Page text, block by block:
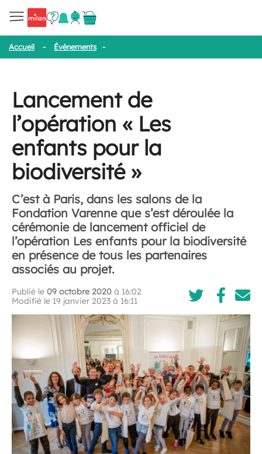
Accueil - Évènements -
Lancement de
l’opération « Les
enfants pour la
biodiversité »
C’est à Paris, dans les salons de la
Fondation Varenne que s’est déroulée la
cérémonie de lancement officiel de
l’opération Les enfants pour la biodiversité
en présence de tous les partenaires
associés au projet.
Publié le 09 octobre 2020 à 16:02
Modifié le 19 janvier 2023 à 16:11